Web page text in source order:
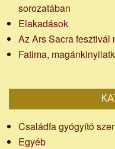
sorozatában
Elakadások
Az Ars Sacra fesztivál
Fatima,
Családfa gyógyító
Egyéb